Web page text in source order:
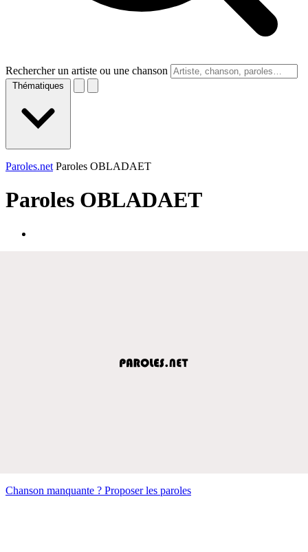
Rechercher un artiste ou une chanson
Thématiques
Paroles.net Paroles OBLADAET
Paroles OBLADAET
Chanson manquante ? Proposer les paroles